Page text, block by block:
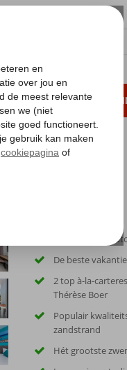
ALL INCLUSIVE
Inclusief
De beste
2 top à-la-
Thérèse Boer
Populair
zandstrand
Hét grootste